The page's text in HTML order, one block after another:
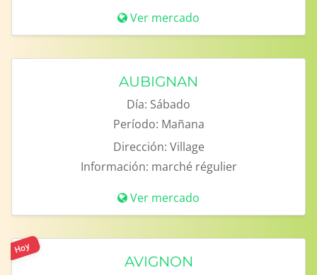
Ver mercado
AUBIGNAN
Día: Sábado
Período: Mañana
Dirección: Village
Información: marché régulier
Ver mercado
Hoy
AVIGNON